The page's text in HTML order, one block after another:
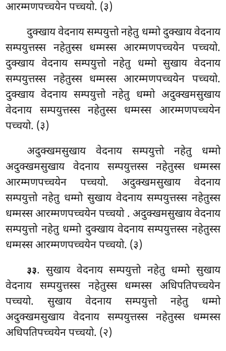
आरम्मणपच्चयेन पच्चयो. (३)
दुक्खाय वेदनाय सम्पयुत्तो नहेतु धम्मो दुक्खाय वेदनाय
सम्पयुत्तस्स नहेतुस्स धम्मस्स आरम्मणपच्चयेन पच्चयो.
दुक्खाय वेदनाय सम्पयुत्तो नहेतु धम्मो सुखाय वेदनाय
सम्पयुत्तस्स नहेतुस्स धम्मस्स आरम्मणपच्चयेन पच्चयो.
दुक्खाय वेदनाय सम्पयुत्तो नहेतु धम्मो अदुक्खमसुखाय
वेदनाय सम्पयुत्तस्स नहेतुस्स धम्मस्स आरम्मणपच्चयेन
पच्चयो. (३)
अदुक्खमसुखाय वेदनाय सम्पयुत्तो नहेतु धम्मो
अदुक्खमसुखाय वेदनाय सम्पयुत्तस्स नहेतुस्स धम्मस्स
आरम्मणपच्चयेन पच्चयो. अदुक्खमसुखाय वेदनाय
सम्पयुत्तो नहेतु धम्मो सुखाय वेदनाय सम्पयुत्तस्स नहेतुस्स
धम्मस्स आरम्मणपच्चयेन पच्चयो . अदुक्खमसुखाय वेदनाय
सम्पयुत्तो नहेतु धम्मो दुक्खाय वेदनाय सम्पयुत्तस्स नहेतुस्स
धम्मस्स आरम्मणपच्चयेन पच्चयो. (३)
३३. सुखाय वेदनाय सम्पयुत्तो नहेतु धम्मो सुखाय
वेदनाय सम्पयुत्तस्स नहेतुस्स धम्मस्स अधिपतिपच्चयेन
पच्चयो. सुखाय वेदनाय सम्पयुत्तो नहेतु धम्मो
अदुक्खमसुखाय वेदनाय सम्पयुत्तस्स नहेतुस्स धम्मस्स
अधिपतिपच्चयेन पच्चयो. (२)